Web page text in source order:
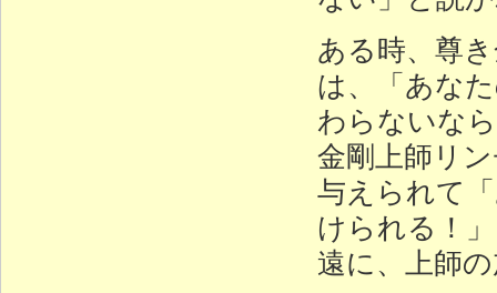
ある時、尊
は、「あな
わらないな
金剛上師リ
与えられて
けられる！
遠に、上師